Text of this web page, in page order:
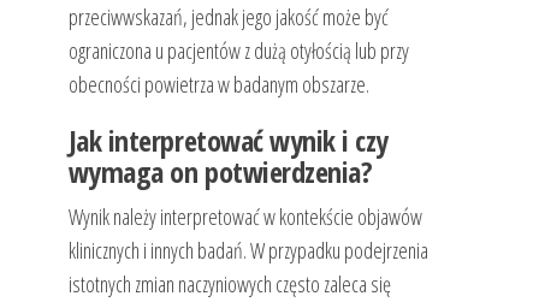
przeciwwskazań, jednak jego jakość może być
ograniczona u pacjentów z dużą otyłością lub przy
obecności powietrza w badanym obszarze.
Jak interpretować wynik i czy
wymaga on potwierdzenia?
Wynik należy interpretować w kontekście objawów
klinicznych i innych badań. W przypadku podejrzenia
istotnych zmian naczyniowych często zaleca się